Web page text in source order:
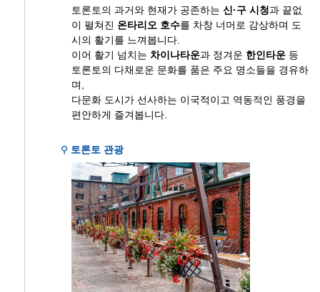
토론토의 과거와 현재가 공존하는 신·구 시청과 끝없
이 펼쳐진 온타리오 호수를 차창 너머로 감상하며 도
시의 활기를 느껴봅니다.
이어 활기 넘치는 차이나타운과 정겨운 한인타운 등
토론토의 다채로운 문화를 품은 주요 명소들을 경유하
며,
다문화 도시가 선사하는 이국적이고 역동적인 풍경을
편안하게 즐겨봅니다.
⚲ 토론토 관광